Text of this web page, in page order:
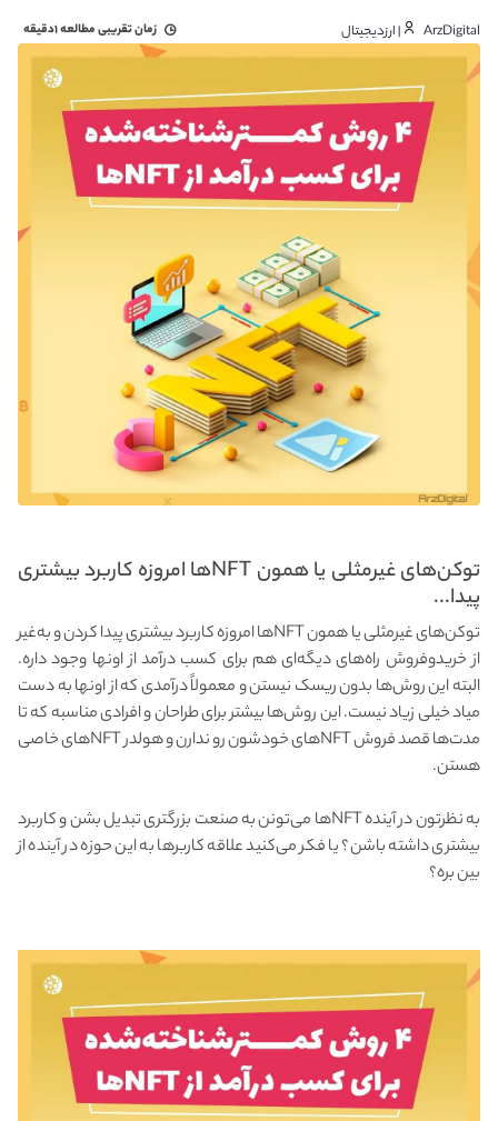
ArzDigital | ارزدیجیتال زمان تقریبی مطالعه۱دقیقه
توکن‌های غیرمثلی یا همون NFTها امروزه کاربرد بیشتری
پیدا...
توکن‌های غیرمثلی یا همون NFTها امروزه کاربرد بیشتری پیدا کردن و به‌غیر
از خریدوفروش راه‌های دیگه‌ای هم برای کسب درآمد از اونها وجود داره.
البته این روش‌ها بدون ریسک نیستن و معمولاً درآمدی که از اونها به دست
میاد خیلی زیاد نیست. این روش‌ها بیشتر برای طراحان و افرادی مناسبه که تا
مدت‌ها قصد فروش NFTهای خودشون رو ندارن و هولدر NFTهای خاصی
هستن.
به نظرتون در آینده NFTها می‌تونن به صنعت بزرگتری تبدیل بشن و کاربرد
بیشتری داشته باشن؟ یا فکر می‌کنید علاقه کاربرها به این حوزه در آینده از
بین بره؟